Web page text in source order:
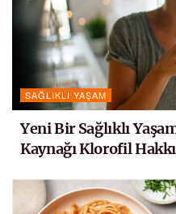
SAĞLIKLI YAŞAM
Yeni Bir Sağlıklı
Kaynağı Klorofil